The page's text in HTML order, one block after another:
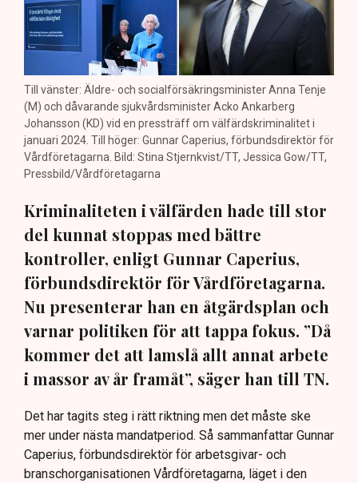
Till vänster: Äldre- och socialförsäkringsminister Anna Tenje
(M) och dåvarande sjukvårdsminister Acko Ankarberg
Johansson (KD) vid en pressträff om välfärdskriminalitet i
januari 2024. Till höger: Gunnar Caperius, förbundsdirektör för
Vårdföretagarna. Bild: Stina Stjernkvist/TT, Jessica Gow/TT,
Pressbild/Vårdföretagarna
Kriminaliteten i välfärden hade till stor
del kunnat stoppas med bättre
kontroller, enligt Gunnar Caperius,
förbundsdirektör för Vårdföretagarna.
Nu presenterar han en åtgärdsplan och
varnar politiken för att tappa fokus. ”Då
kommer det att lamslå allt annat arbete
i massor av år framåt”, säger han till TN.
Det har tagits steg i rätt riktning men det måste ske
mer under nästa mandatperiod. Så sammanfattar Gunnar
Caperius, förbundsdirektör för arbetsgivar- och
branschorganisationen Vårdföretagarna, läget i den